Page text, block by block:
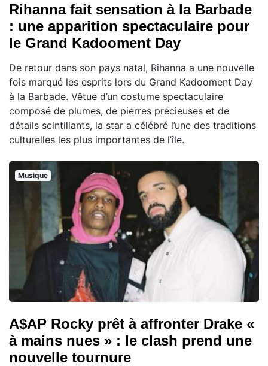
Rihanna fait sensation à la Barbade
: une apparition spectaculaire pour
le Grand Kadooment Day
De retour dans son pays natal, Rihanna a une nouvelle
fois marqué les esprits lors du Grand Kadooment Day
à la Barbade. Vêtue d’un costume spectaculaire
composé de plumes, de pierres précieuses et de
détails scintillants, la star a célébré l’une des traditions
culturelles les plus importantes de l’île.
Musique
A$AP Rocky prêt à affronter Drake «
à mains nues » : le clash prend une
nouvelle tournure